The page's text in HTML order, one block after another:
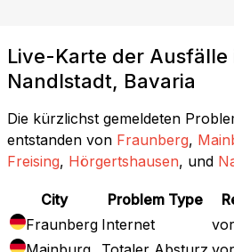
Live-Karte der Ausfälle
Nandlstadt, Bavaria
Die kürzlichst gemeldeten
entstanden von Fraunberg,
Freising, Hörgertshausen, und
City Problem Type
Fraunberg Internet